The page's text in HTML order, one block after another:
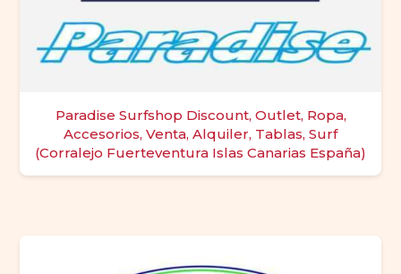
Paradise Surfshop Discount, Outlet, Ropa,
Accesorios, Venta, Alquiler, Tablas, Surf
(Corralejo Fuerteventura Islas Canarias España)